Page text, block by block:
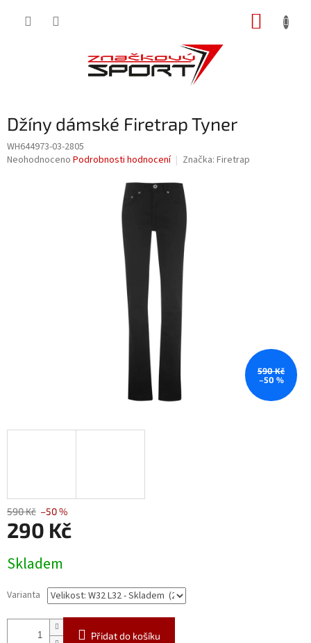
Džíny dámské Firetrap Tyner
WH644973-03-2805
Průměrné
Neohodnoceno Podrobnosti hodnocení Značka: Firetrap
590 Kč
–50 %
590 Kč –50 %
290 Kč
cena:
Skladem
Varianta
Přidat do košíku